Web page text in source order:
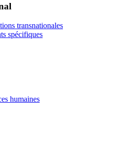
transnationales
spécifiques
humaines